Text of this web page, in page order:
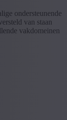
ondersteunende
van staan
vakdomeinen